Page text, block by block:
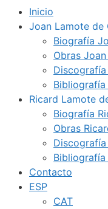
Inicio
Joan Lamote de
Biografía
Obras
Ricard Lamote
Biografía
Obras
Contacto
ESP
CAT